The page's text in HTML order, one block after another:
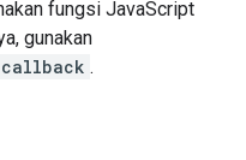
fungsi JavaScript
gunakan
.